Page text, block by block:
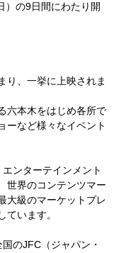
）の9日間にわたり開
り、一挙に上映されま
六本木をはじめ各所で
ーなど様々なイベント
ンターテインメント
世界のコンテンツマー
大級のマーケットプレ
います。
のJFC（ジャパン・